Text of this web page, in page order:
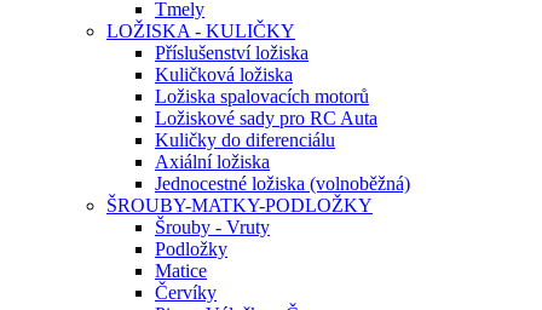
Tmely
LOŽISKA - KULIČKY
Příslušenství ložiska
Kuličková ložiska
Ložiska spalovacích motorů
Ložiskové sady pro RC Auta
Kuličky do diferenciálu
Axiální ložiska
Jednocestné ložiska (volnoběžná)
ŠROUBY-MATKY-PODLOŽKY
Šrouby - Vruty
Podložky
Matice
Červíky